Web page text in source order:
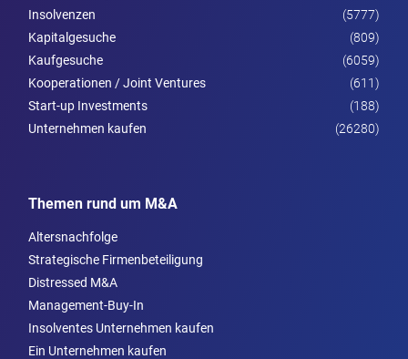
Insolvenzen
(5777)
Kapitalgesuche
(809)
Kaufgesuche
(6059)
Kooperationen / Joint Ventures
(611)
Start-up Investments
(188)
Unternehmen kaufen
(26280)
Themen rund um M&A
Altersnachfolge
Strategische Firmenbeteiligung
Distressed M&A
Management-Buy-In
Insolventes Unternehmen kaufen
Ein Unternehmen kaufen